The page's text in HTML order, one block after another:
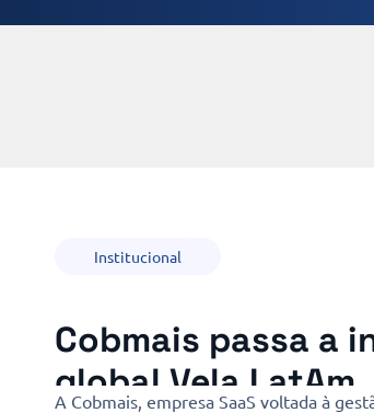
Institucional
Cobmais passa a
global Vela LatAm
A Cobmais, empresa SaaS voltada à